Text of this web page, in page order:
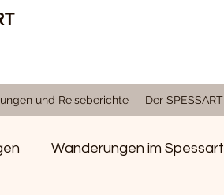
und Reiseberichte Der SPESSART
Wanderungen im Spessart